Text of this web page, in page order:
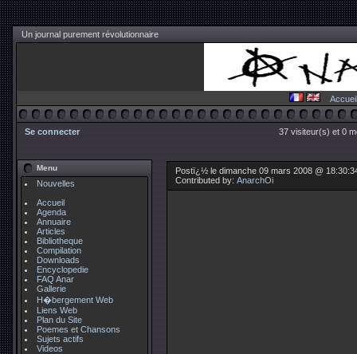
Un journal purement révolutionnaire
Accueil
Se connecter 37 visiteur(s) et 0
Menu
Nouvelles
Accueil
Agenda
Annuaire
Articles
Bibliotheque
Compilation
Downloads
Encyclopedie
FAQ Anar
Gallerie
H�bergement Web
Liens Web
Plan du Site
Poemes et Chansons
Sujets actifs
Videos
Postï¿½ le dimanche 09 mars 2008 @
Contributed by: AnarchOi